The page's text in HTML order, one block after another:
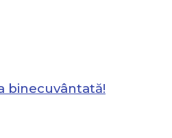
binecuvântată!